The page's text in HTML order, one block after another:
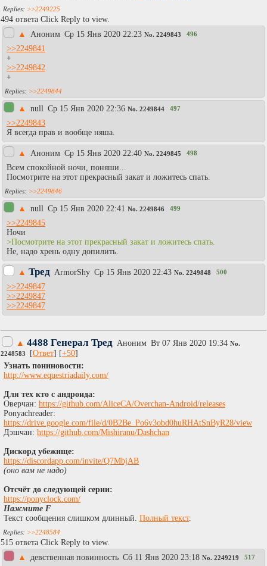
>>2249225
494 ответа Click Reply to view.
▲
Аноним Ср 15 Янв 2020 22:23 No. 2249843 496
>>2249841
+
>>2249842
+
>>2249844
▲ null Ср 15 Янв 2020 22:36 No. 2249844 497
>>2249843
Я всегда прав и вообще няша.
▲ Аноним Ср 15 Янв 2020 22:40 No. 2249845 498
Всем спокойной ночи, поняши...
Посмотрите на этот прекрасный закат и ложитесь спать.
>>2249846
▲ null Ср 15 Янв 2020 22:41 No. 2249846 499
>>2249845
Ночи
>Посмотрите на этот прекрасный закат и ложитесь спать.
Не, надо хрень одну допилить.
▲ Тред АrmоrShy Ср 15 Янв 2020 22:43 No. 2249848 500
>>2249847
>>2249847
>>2249847
▲ 4488 Генерал Тред Аноним Вт 07 Янв 2020 19:34 No.
2248583
[Ответ] [+50]
Узнать пониновости:
http://www.equestriadaily.com/
Для тех кто с андроида:
Оверчан: https://github.com/AliceCA/Overchan-Android/releases
Ponyachreader:
https://drive.google.com/file/d/0B2Be_Po6v3obd0huRHAtSnByR28/view
Дэшчан: https://github.com/Mishiranu/Dashchan
Дискорд убежище:
https://discordapp.com/invite/Q7MbjAB
(оно вам не надо)
Отсчёт до следующей серии:
https://ponyclock.com/
Нажмите F
Текст сообщения слишком длинный. Полный текст.
>>2248584
515 ответа Click Reply to view.
▲
девственная повинность Сб 11 Янв 2020 23:18 No. 2249219 517